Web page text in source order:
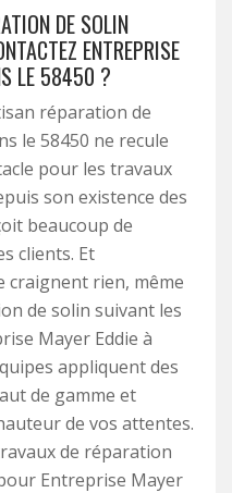
DE SOLIN
ENTREPRISE
LE 58450 ?
réparation de
le 58450 ne recule
pour les travaux
son existence des
beaucoup de
clients. Et
craignent rien, même
de solin suivant les
Mayer Eddie à
appliquent des
de gamme et
de vos attentes.
de réparation
Entreprise Mayer